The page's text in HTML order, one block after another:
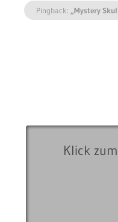
Pingback: „Mystery